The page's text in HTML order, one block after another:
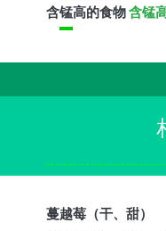
含锰高的食物含锰
蔓越莓（干、甜）